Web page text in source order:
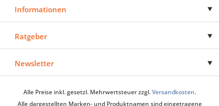
Informationen
Ratgeber
Newsletter
Alle Preise inkl. gesetzl. Mehrwertsteuer zzgl.Versandkosten.
Alle dargestellten Marken- und Produktnamen sind eingetragene